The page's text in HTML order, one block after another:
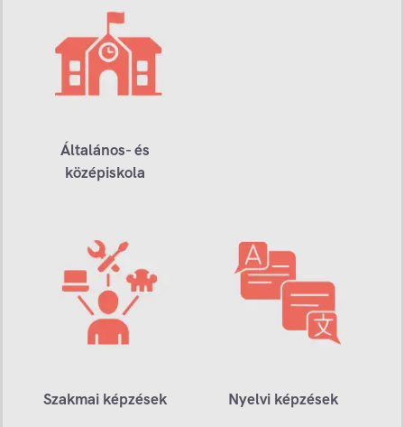
Általános- és
középiskola
Szakmai képzések Nyelvi képzések